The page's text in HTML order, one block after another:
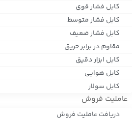
کابل فشار قوی
کابل فشار متوسط
کابل فشار ضعیف
مقاوم در برابر حریق
کابل ابزار دقیق
کابل هوایی
کابل سولار
عاملیت فروش
دریافت عاملیت فروش